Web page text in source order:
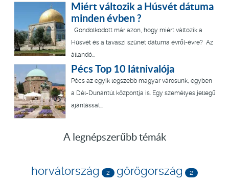
Miért változik a Húsvét dátuma
minden évben ?
Gondolkodott már azon, hogy miért változik a
Húsvét és a tavaszi szünet dátuma évről-évre? Az
állandó...
Pécs Top 10 látnivalója
Pécs az egyik legszebb magyar városunk, egyben
a Dél-Dunántúl központja is. Egy személyes jellegű
ajánlással...
A legnépszerűbb témák
horvátország 2 görögország 2